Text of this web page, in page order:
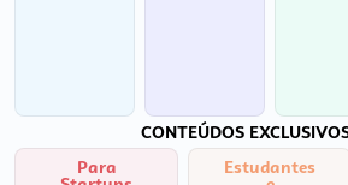
CONTEÚDOS
Para
Estudantes